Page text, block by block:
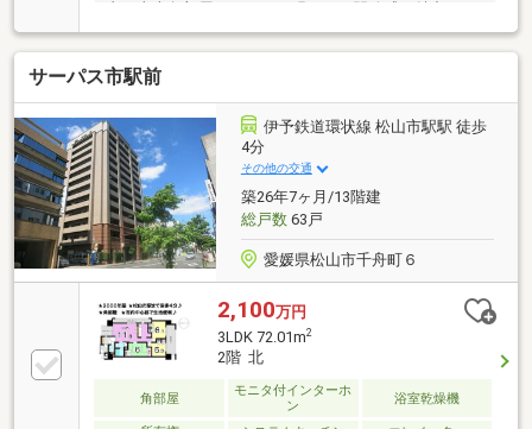
す。ペット飼育可能（規約による）。住宅ローンのご
相談や金融機関の比較、無理のない資金計画のご提案
も承ります。
サーパス市駅前
伊予鉄道環状線 松山市駅駅 徒歩
4分
その他の交通
築26年7ヶ月/13階建
総戸数63戸
愛媛県松山市千舟町６
2,100万円
3LDK 72.01m2
2階 北
角部屋
モニタ付インターホ
ン
浴室乾燥機